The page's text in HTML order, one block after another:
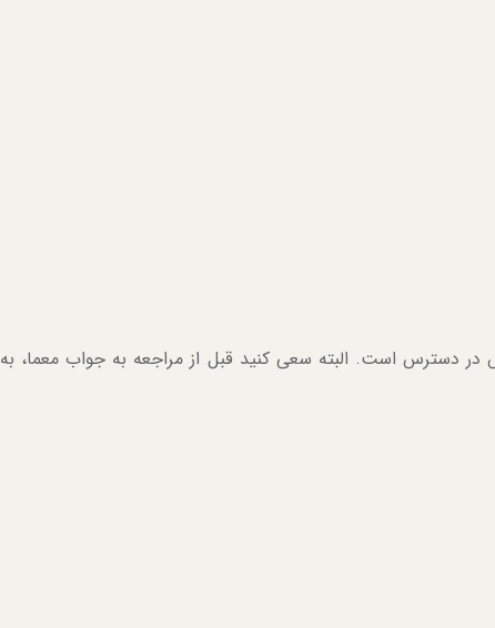
دسترس است. البته سعی کنید قبل از مراجعه به جواب معما، به